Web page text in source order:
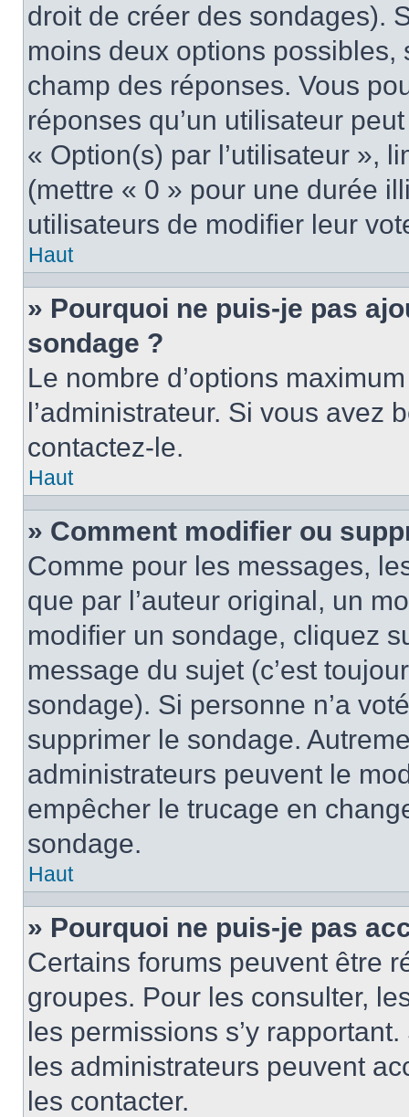
droit de créer des sondages).
moins deux options
champ des réponses. Vous
réponses qu’un utilisateur
« Option(s) par l’utilisateur »,
(mettre « 0 » pour une durée
utilisateurs de modifier leur
Haut
» Pourquoi ne puis-je pas
sondage ?
Le nombre d’options
l’administrateur. Si vous avez
contactez-le.
Haut
» Comment modifier ou
Comme pour les messages,
que par l’auteur original, un
modifier un sondage, cliquez
message du sujet (c’est
sondage). Si personne n’a
supprimer le sondage.
administrateurs peuvent le
empêcher le trucage en
sondage.
Haut
» Pourquoi ne puis-je pas
Certains forums peuvent être
groupes. Pour les consulter,
les permissions s’y
les administrateurs peuvent
les contacter.